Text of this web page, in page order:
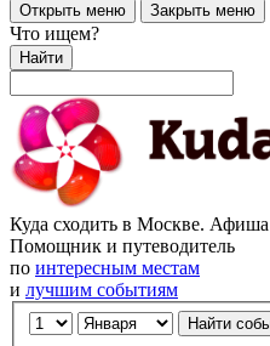
Открыть меню Закрыть меню
Что ищем?
Найти
Куда сходить в Москве. Афиша
Помощник и путеводитель
по интересным местам
и лучшим событиям